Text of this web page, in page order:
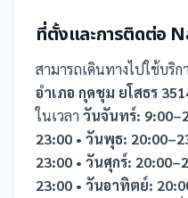
ที่ตั้งและการติดต่อ
สามารถเดินทางไปใช้บริก
อำเภอ กุดชุม ยโสธร
ในเวลา วันจันทร์:
23:00 • วันพุธ:
23:00 • วันศุกร์:
23:00 • วันอาทิตย์: